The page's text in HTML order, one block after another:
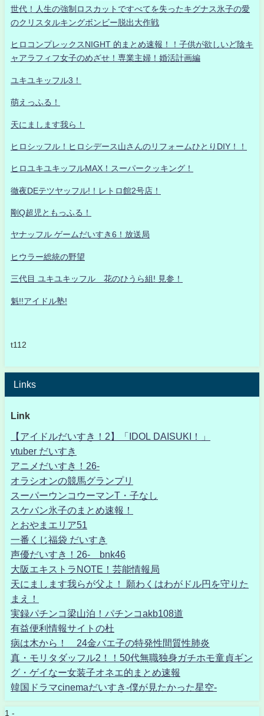
世代！人生の強制ロスカットですべてを失ったキグナス氷子の愛
のクリスタルキングボンビー脱出大作戦
ヒロコンプレックスNIGHT 的まとめ速報！！子供が欲しいど陰キ
ャアラフィフ女子のめざせ！専業主婦！婚活計画編
ユキユキッフル3！
萌えっふる！
天にまします我ら！
ヒロシッフル！ヒロシデース山さんのリフォームひとりDIY！！
ヒロユキユキッフルMAX！スーパークッキング！
徹夜DEテツヤッフル!！レトロ館2号店！
剛Q超児ともっふる！
ヤナッフル ゲームだいすき6！放送局
ヒウラー総統の野望
三代目 ユキユキッフル 花のひうら組! 見参！
魁!!アイドル塾!
t112
Links
Link
【アイドルだいすき！2】「IDOL DAISUKI！」
vtuber だいすき
アニメだいすき！26-
オラシオンの競馬グランプリ
スーパーウンコウーマンT・子なし
スケバン氷子のまとめ速報！
とおやまエリア51
一番くじ福袋 だいすき
声優だいすき！26- bnk46
大阪エキストラNOTE！芸能情報局
天にまします我らが父よ！ 願わくはわがドル円を守りた
まえ！
実録パチンコ梁山泊！パチンコakb108道
有益便利情報サイトの杜
病は木から！ 24金バエ子の特発性間質性肺炎
真・モリタダッフル2！！50代無職独身ガチホモ童貞ギン
グ・ゲイなー女装子オネエ的まとめ速報
韓国ドラマcinemaだいすき-僕が見たかった星空-
1 -